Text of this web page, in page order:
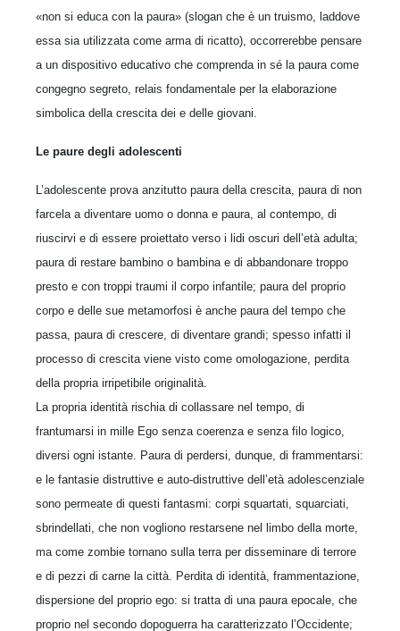
«non si educa con la paura» (slogan che è un truismo, laddove
essa sia utilizzata come arma di ricatto), occorrerebbe pensare
a un dispositivo educativo che comprenda in sé la paura come
congegno segreto, relais fondamentale per la elaborazione
simbolica della crescita dei e delle giovani.
Le paure degli adolescenti
L’adolescente prova anzitutto paura della crescita, paura di non
farcela a diventare uomo o donna e paura, al contempo, di
riuscirvi e di essere proiettato verso i lidi oscuri dell’età adulta;
paura di restare bambino o bambina e di abbandonare troppo
presto e con troppi traumi il corpo infantile; paura del proprio
corpo e delle sue metamorfosi è anche paura del tempo che
passa, paura di crescere, di diventare grandi; spesso infatti il
processo di crescita viene visto come omologazione, perdita
della propria irripetibile originalità.
La propria identità rischia di collassare nel tempo, di
frantumarsi in mille Ego senza coerenza e senza filo logico,
diversi ogni istante. Paura di perdersi, dunque, di frammentarsi:
e le fantasie distruttive e auto-distruttive dell’età adolescenziale
sono permeate di questi fantasmi: corpi squartati, squarciati,
sbrindellati, che non vogliono restarsene nel limbo della morte,
ma come zombie tornano sulla terra per disseminare di terrore
e di pezzi di carne la città. Perdita di identità, frammentazione,
dispersione del proprio ego: si tratta di una paura epocale, che
proprio nel secondo dopoguerra ha caratterizzato l’Occidente;